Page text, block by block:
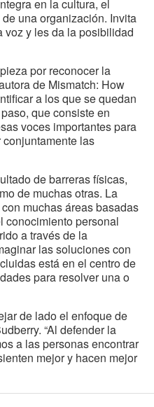
en la cultura, el
una organización. Invita
voz y les da la posibilidad
por reconocer la
de Mismatch: How
a los que se quedan
que consiste en
voces importantes para
las
de barreras físicas,
de muchas otras. La
muchas áreas basadas
conocimiento personal
a través de la
las soluciones con
está en el centro de
para resolver una o
de lado el enfoque de
“Al defender la
a las personas encontrar
mejor y hacen mejor